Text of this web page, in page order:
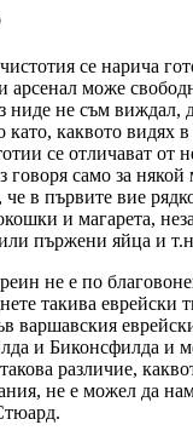
се нарича
арсенал може
ниде не съм виждал,
като, каквото видях
се отличават от
говоря само за
че в първите вие
и магарета,
пържени яйца и
не е по
такива еврейски
варшавския
и Биконсфилда и
различие,
не е можел да